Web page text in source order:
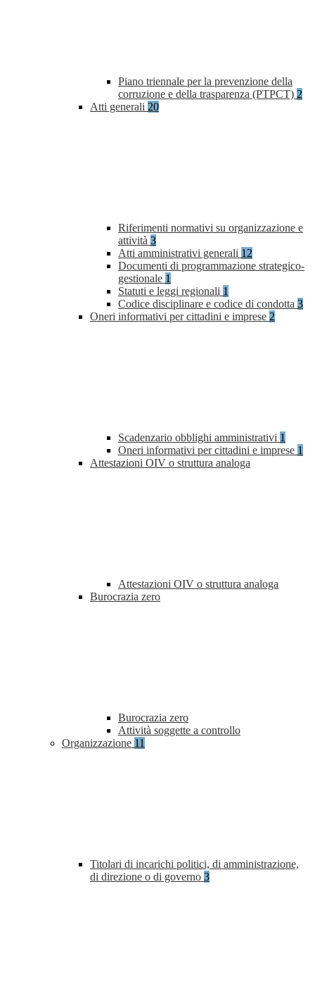
Piano triennale per la prevenzione della
corruzione e della trasparenza (PTPCT) 2
Atti generali 20
Riferimenti normativi su organizzazione e
attività 3
Atti amministrativi generali 12
Documenti di programmazione strategico-
gestionale 1
Statuti e leggi regionali 1
Codice disciplinare e codice di condotta 3
Oneri informativi per cittadini e imprese 2
Scadenzario obblighi amministrativi 1
Oneri informativi per cittadini e imprese 1
Attestazioni OIV o struttura analoga
Attestazioni OIV o struttura analoga
Burocrazia zero
Burocrazia zero
Attività soggette a controllo
Organizzazione 11
Titolari di incarichi politici, di amministrazione,
di direzione o di governo 3